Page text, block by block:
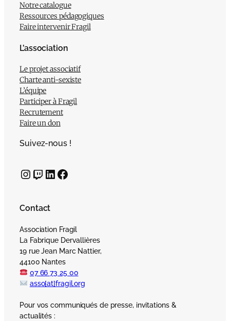
Notre catalogue
Ressources pédagogiques
Faire intervenir Fragil
L’association
Le projet associatif
Charte anti-sexiste
L’équipe
Participer à Fragil
Recrutement
Faire un don
Suivez-nous !
InstagramTwitch LinkedIn Facebook
Contact
Association Fragil
La Fabrique Dervallières
19 rue Jean Marc Nattier,
44100 Nantes
07 66 73 25 00
asso[at]fragil.org
Pour vos communiqués de presse, invitations &
actualités :